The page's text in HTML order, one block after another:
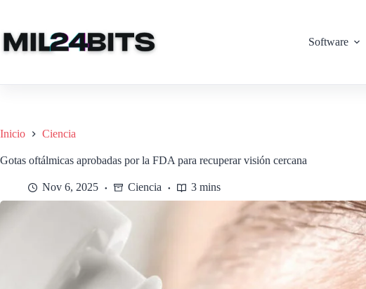
contenido
Software
Inicio Ciencia
Gotas oftálmicas aprobadas por la FDA para recuperar visión cercana
Nov 6, 2025 Ciencia 3 mins